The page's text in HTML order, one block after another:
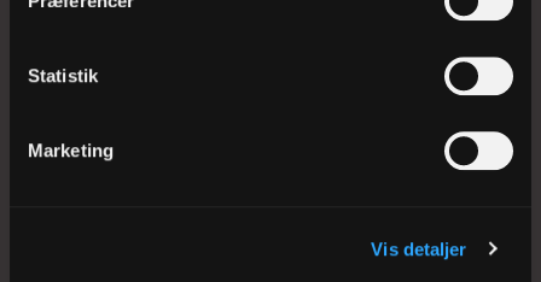
Statistik
Marketing
Vis detaljer